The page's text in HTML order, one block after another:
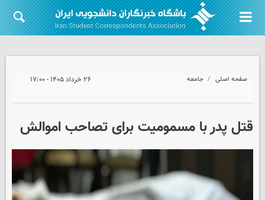
صفحه اصلی جامعه ۲۶ خرداد ۱۴۰۵ - ۱۷:۰۰
قتل پدر با مسمومیت برای تصاحب اموالش